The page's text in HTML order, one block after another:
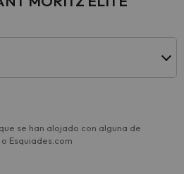
se han alojado con alguna de
Esquiades.com